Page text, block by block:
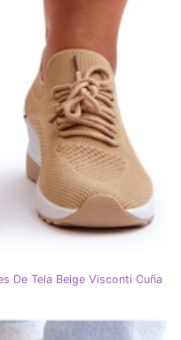
De Tela Beige Visconti Cuña